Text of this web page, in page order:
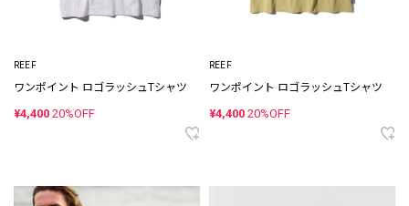
REEF
ワンポイント ロゴラッシュTシャツ
¥4,400 20%OFF
REEF
ワンポイント ロゴラッシュTシャツ
¥4,400 20%OFF